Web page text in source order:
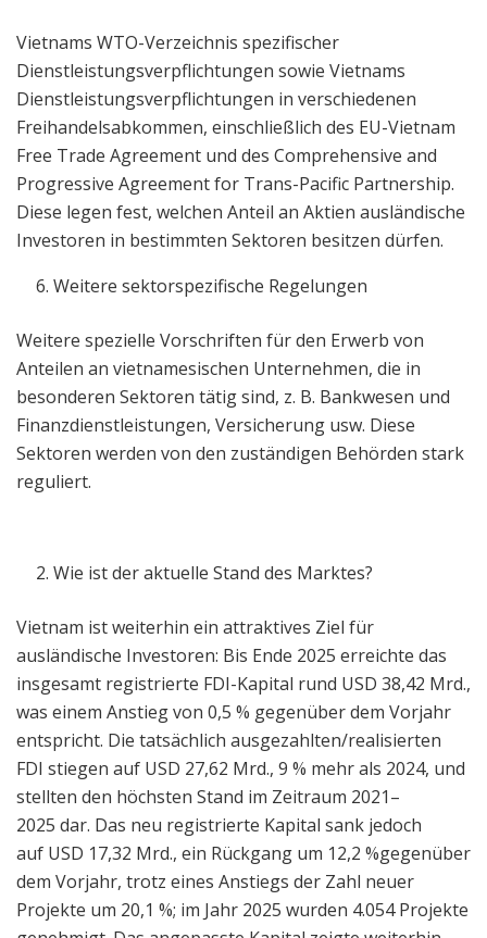
Vietnams WTO-Verzeichnis spezifischer
Dienstleistungsverpflichtungen sowie Vietnams
Dienstleistungsverpflichtungen in verschiedenen
Freihandelsabkommen, einschließlich des EU-Vietnam
Free Trade Agreement und des Comprehensive and
Progressive Agreement for Trans-Pacific Partnership.
Diese legen fest, welchen Anteil an Aktien ausländische
Investoren in bestimmten Sektoren besitzen dürfen.
Weitere sektorspezifische Regelungen
Weitere spezielle Vorschriften für den Erwerb von
Anteilen an vietnamesischen Unternehmen, die in
besonderen Sektoren tätig sind, z. B. Bankwesen und
Finanzdienstleistungen, Versicherung usw. Diese
Sektoren werden von den zuständigen Behörden stark
reguliert.
Wie ist der aktuelle Stand des Marktes?
Vietnam ist weiterhin ein attraktives Ziel für
ausländische Investoren: Bis Ende 2025 erreichte das
insgesamt registrierte FDI-Kapital rund USD 38,42 Mrd.,
was einem Anstieg von 0,5 % gegenüber dem Vorjahr
entspricht. Die tatsächlich ausgezahlten/realisierten
FDI stiegen auf USD 27,62 Mrd., 9 % mehr als 2024, und
stellten den höchsten Stand im Zeitraum 2021–
2025 dar. Das neu registrierte Kapital sank jedoch
auf USD 17,32 Mrd., ein Rückgang um 12,2 %gegenüber
dem Vorjahr, trotz eines Anstiegs der Zahl neuer
Projekte um 20,1 %; im Jahr 2025 wurden 4.054 Projekte